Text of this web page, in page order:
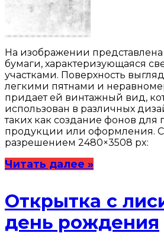
На изображении представлена
бумаги, характеризующаяся
участками. Поверхность
легкими пятнами и
придает ей винтажный вид,
использован в различных
таких как создание фонов для
продукции или оформления.
разрешением 2480×3508 px:
Читать далее »
Открытка с
день рождения